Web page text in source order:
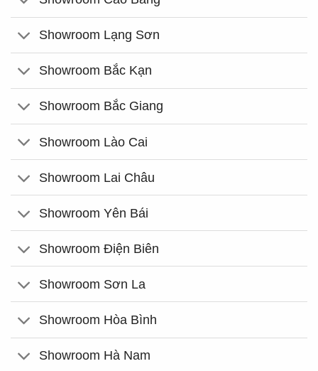
Showroom Lạng Sơn
Showroom Bắc Kạn
Showroom Bắc Giang
Showroom Lào Cai
Showroom Lai Châu
Showroom Yên Bái
Showroom Điện Biên
Showroom Sơn La
Showroom Hòa Bình
Showroom Hà Nam